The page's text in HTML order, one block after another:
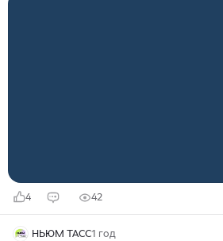
4 42
НЬЮМ ТАСС1 год